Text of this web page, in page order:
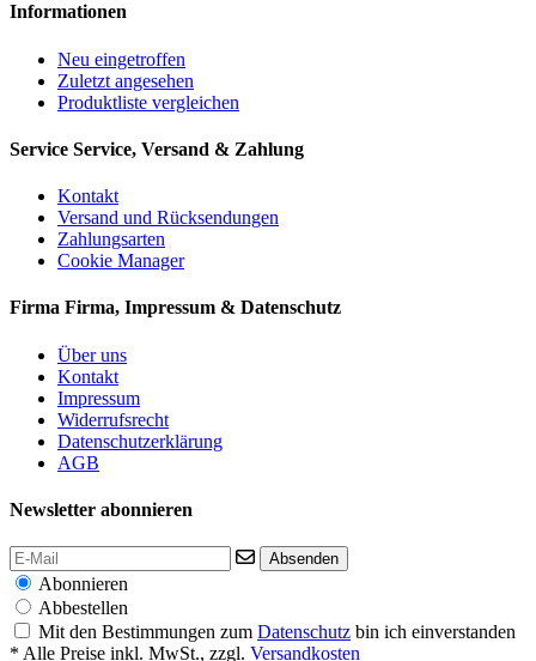
Informationen
Neu eingetroffen
Zuletzt angesehen
Produktliste vergleichen
Service Service, Versand & Zahlung
Kontakt
Versand und Rücksendungen
Zahlungsarten
Cookie Manager
Firma Firma, Impressum & Datenschutz
Über uns
Kontakt
Impressum
Widerrufsrecht
Datenschutzerklärung
AGB
Newsletter abonnieren
Absenden
Abonnieren
Abbestellen
Mit den Bestimmungen zum Datenschutz bin ich einverstanden
* Alle Preise inkl. MwSt., zzgl. Versandkosten